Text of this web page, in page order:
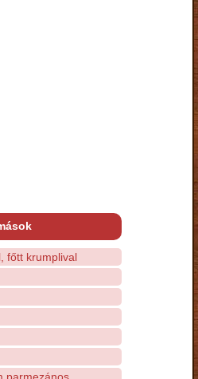
főtt krumplival
parmezános